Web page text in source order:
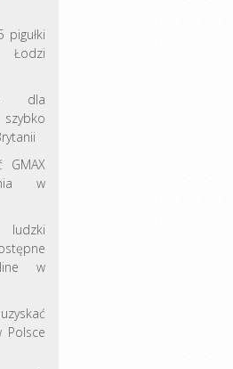
pigułki
Łodzi
dla
GMAX
w
ludzki
w